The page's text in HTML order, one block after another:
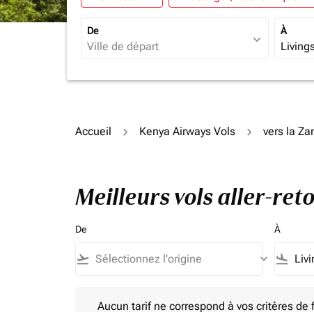
De
expand_more
À
Accueil Kenya Airways Vols vers la
Meilleurs vols aller-
De
flight_takeoff keyboard_arrow_down
À
flight_land
Aucun tarif ne correspond à vos critères